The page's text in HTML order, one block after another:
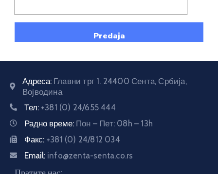
Адреса: Главни трг 1. 24400 Сента, Србија,
Војводина
Тел: +381 (0) 24/655 444
Радно време: Пон – Пет: 08h – 13h
Факс: +381 (0) 24/812 034
Email: info@zenta-senta.co.rs